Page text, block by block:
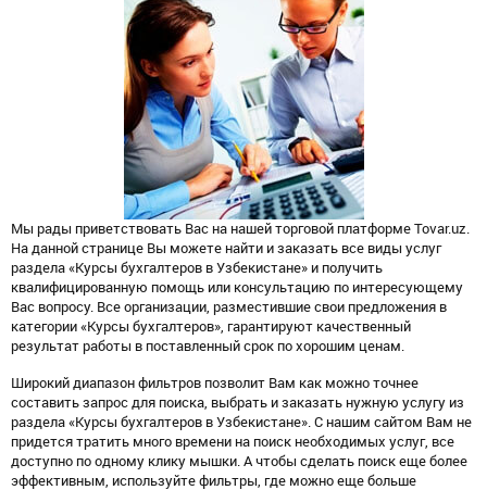
Мы рады приветствовать Вас на нашей торговой платформе Tovar.uz.
На данной странице Вы можете найти и заказать все виды услуг
раздела «Курсы бухгалтеров в Узбекистане» и получить
квалифицированную помощь или консультацию по интересующему
Вас вопросу. Все организации, разместившие свои предложения в
категории «Курсы бухгалтеров», гарантируют качественный
результат работы в поставленный срок по хорошим ценам.
Широкий диапазон фильтров позволит Вам как можно точнее
составить запрос для поиска, выбрать и заказать нужную услугу из
раздела «Курсы бухгалтеров в Узбекистане». С нашим сайтом Вам не
придется тратить много времени на поиск необходимых услуг, все
доступно по одному клику мышки. А чтобы сделать поиск еще более
эффективным, используйте фильтры, где можно еще больше